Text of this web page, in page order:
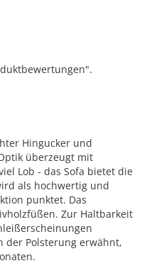
Hingucker und
überzeugt mit
Lob - das Sofa bietet die
als hochwertig und
punktet. Das
Zur Haltbarkeit
der Polsterung erwähnt,